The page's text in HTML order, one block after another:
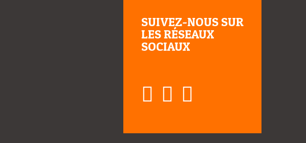
SUIVEZ-NOUS SUR
LES RÉSEAUX
SOCIAUX